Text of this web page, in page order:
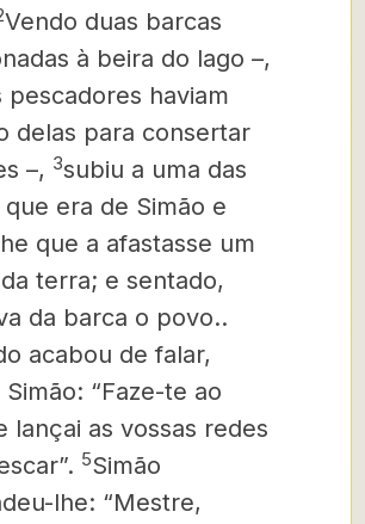
Vendo duas barcas
à beira do lago –,
pescadores haviam
delas para consertar
–, 3subiu a uma das
que era de Simão e
que a afastasse um
terra; e sentado,
da barca o povo..
acabou de falar,
Simão: “Faze-te ao
lançai as vossas redes
5Simão
lhe: “Mestre,